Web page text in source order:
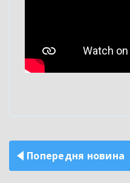
Навігація
записів
Попередня новина